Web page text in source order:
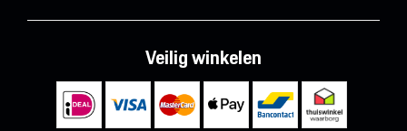
Veilig winkelen